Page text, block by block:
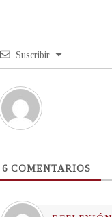
Suscribir
6 COMENTARIOS